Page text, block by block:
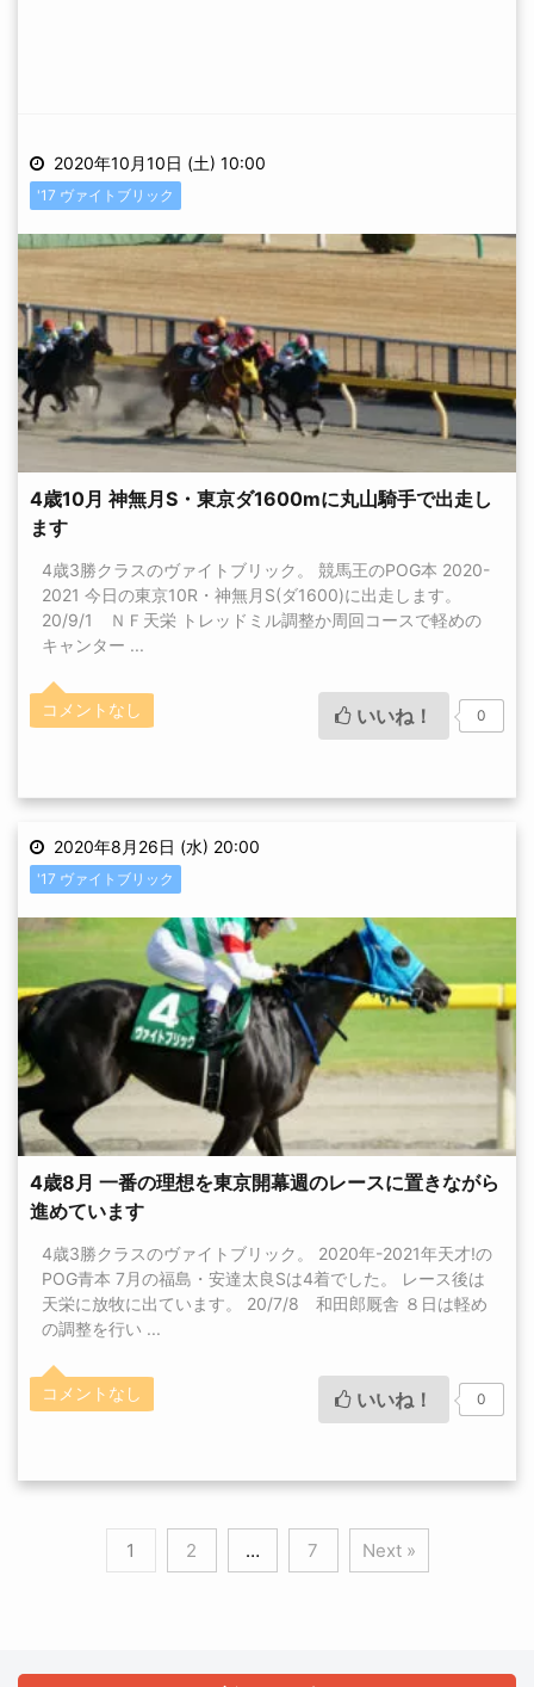
2020年10月10日 (土) 10:00
'17 ヴァイトブリック
4歳10月 神無月S・東京ダ1600mに丸山騎手で出走し
ます
4歳3勝クラスのヴァイトブリック。 競馬王のPOG本 2020-
2021 今日の東京10R・神無月S(ダ1600)に出走します。
20/9/1 ＮＦ天栄 トレッドミル調整か周回コースで軽めの
キャンター ...
コメントなし いいね！ 0
2020年8月26日 (水) 20:00
'17 ヴァイトブリック
4歳8月 一番の理想を東京開幕週のレースに置きながら
進めています
4歳3勝クラスのヴァイトブリック。 2020年-2021年天才!の
POG青本 7月の福島・安達太良Sは4着でした。 レース後は
天栄に放牧に出ています。 20/7/8 和田郎厩舎 ８日は軽め
の調整を行い ...
コメントなし いいね！ 0
1 2 … 7 Next »